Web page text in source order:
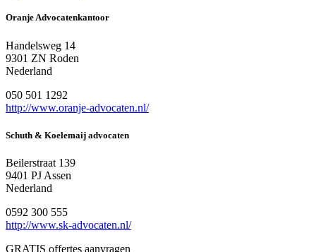
Oranje Advocatenkantoor
Handelsweg 14
9301 ZN Roden
Nederland
050 501 1292
http://www.oranje-advocaten.nl/
Schuth & Koelemaij advocaten
Beilerstraat 139
9401 PJ Assen
Nederland
0592 300 555
http://www.sk-advocaten.nl/
GRATIS offertes aanvragen